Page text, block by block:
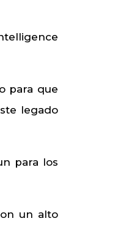
para que
legado
para los
un alto